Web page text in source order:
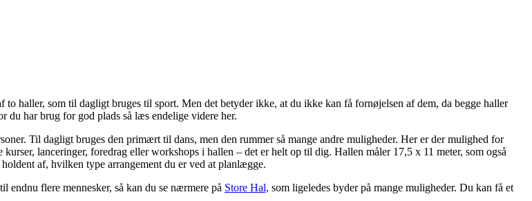
haller, som til dagligt bruges til sport. Men det betyder ikke, at du ikke kan få fornøjelsen af dem, da begge haller
du har brug for god plads så læs endelige videre her.
Til dagligt bruges den primært til dans, men den rummer så mange andre muligheder. Her er der mulighed for
lanceringer, foredrag eller workshops i hallen – det er helt op til dig. Hallen måler 17,5 x 11 meter, som også
af, hvilken type arrangement du er ved at planlægge.
endnu flere mennesker, så kan du se nærmere på Store Hal, som ligeledes byder på mange muligheder. Du kan få et